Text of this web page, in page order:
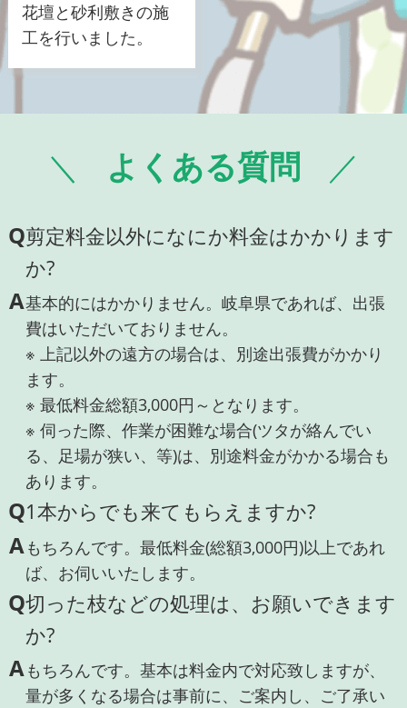
花壇と砂利敷きの施
工を行いました。
よくある質問
Q剪定料金以外になにか料金はかかります
か?
A基本的にはかかりません。岐阜県であれば、出張
費はいただいておりません。
※ 上記以外の遠方の場合は、別途出張費がかかり
ます。
※ 最低料金総額3,000円～となります。
※ 伺った際、作業が困難な場合(ツタが絡んでい
る、足場が狭い、等)は、別途料金がかかる場合も
あります。
Q1本からでも来てもらえますか?
Aもちろんです。最低料金(総額3,000円)以上であれ
ば、お伺いいたします。
Q切った枝などの処理は、お願いできます
か?
Aもちろんです。基本は料金内で対応致しますが、
量が多くなる場合は事前に、ご案内し、ご了承い